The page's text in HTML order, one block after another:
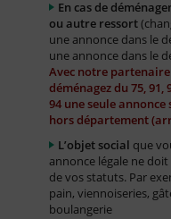
En cas de
ou autre ressort
une annonce dans le
une annonce dans le
Avec notre
déménagez du 75, 91,
94 une seule
hors département
L’objet social que
annonce légale ne doit
de vos statuts. Par
pain, viennoiseries,
boulangerie